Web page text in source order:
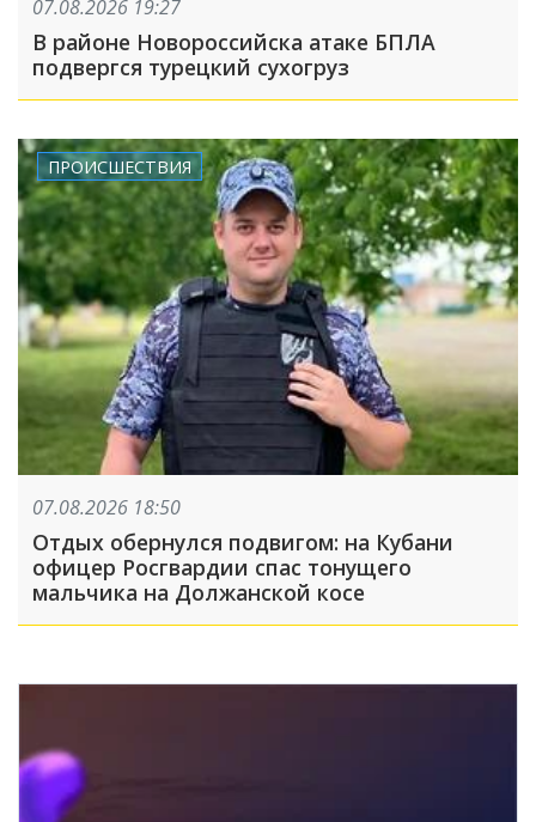
07.08.2026 19:27
В районе Новороссийска атаке БПЛА
подвергся турецкий сухогруз
ПРОИСШЕСТВИЯ
07.08.2026 18:50
Отдых обернулся подвигом: на Кубани
офицер Росгвардии спас тонущего
мальчика на Должанской косе